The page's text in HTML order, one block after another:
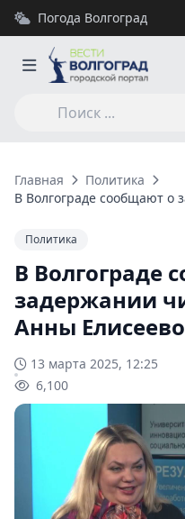
Погода Волгоград
Главная
Политика
В Волгограде сообщают
Политика
В Волгограде
задержании
Анны
13 марта 2025, 12:25
6,100